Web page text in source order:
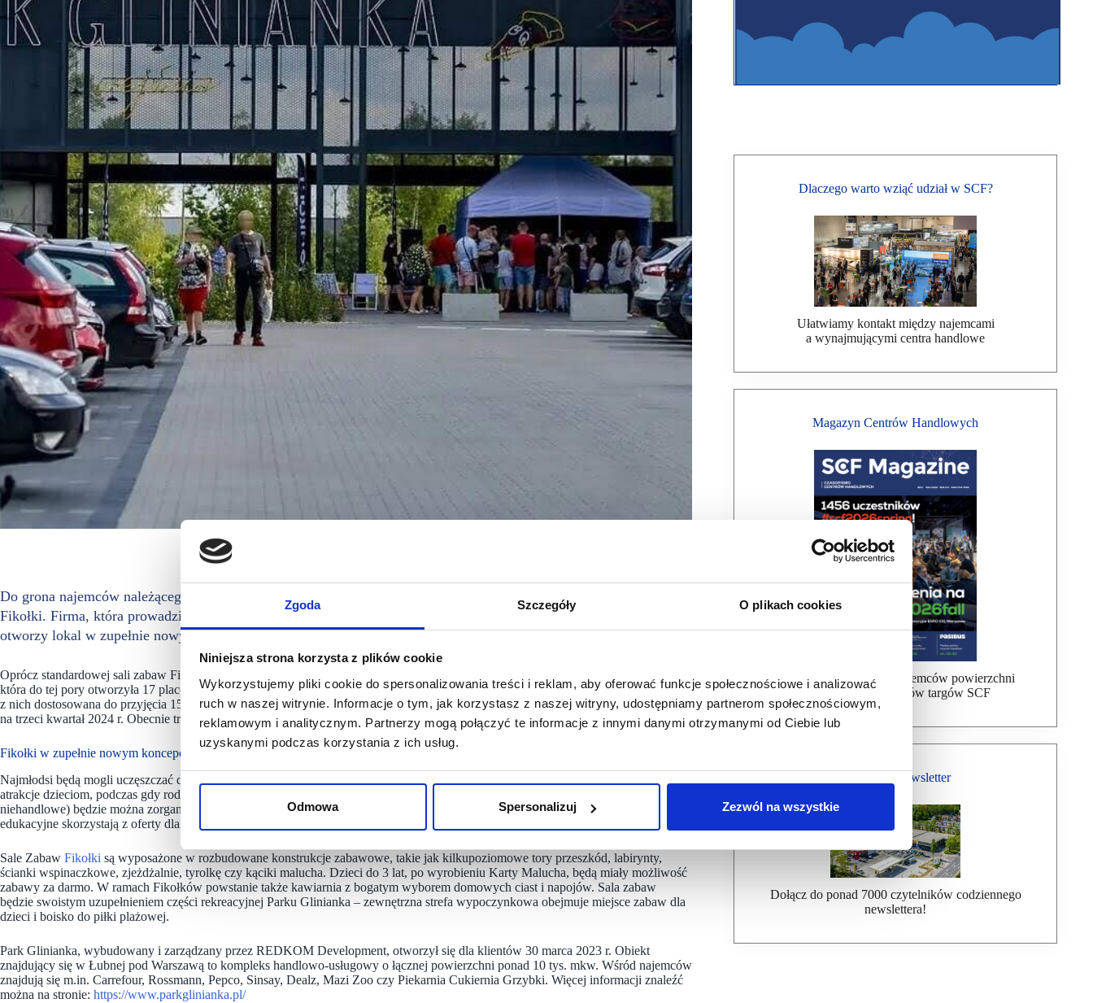
Zgoda Szczegóły O plikach cookies
Niniejsza strona korzysta z plików cookie
Wykorzystujemy pliki cookie do spersonalizowania treści i reklam, aby oferować funkcje społecznościowe i analizować
ruch w naszej witrynie. Informacje o tym, jak korzystasz z naszej witryny, udostępniamy partnerom społecznościowym,
reklamowym i analitycznym. Partnerzy mogą połączyć te informacje z innymi danymi otrzymanymi od Ciebie lub
uzyskanymi podczas korzystania z ich usług.
Odmowa Spersonalizuj Zezwól na wszystkie
Do grona najemców należącego do REDKOM Development Parku Glinianka w Łubnej pod Warszawą dołączą
Fikołki. Firma, która prowadzi edukacyjne sale zabaw dla najmłodszych w kilkunastu lokalizacjach w całej Polsce,
otworzy lokal w zupełnie nowym formacie.
Oprócz standardowej sali zabaw Fikołki zaoferują także usługi przedszkolne. To pierwsze takie rozwiązanie planowane przez sieć,
która do tej pory otworzyła 17 placówek. Na łącznej powierzchni 578 mkw. znajdą się również cztery sale przedszkolne – każda
z nich dostosowana do przyjęcia 15 dzieci. Otwarcie Sali Zabaw Fikołki wraz z towarzyszącym mu przedszkolem planowane jest
na trzeci kwartał 2024 r. Obecnie trwają prace przygotowawcze.
Fikołki w zupełnie nowym koncepcie
Najmłodsi będą mogli uczęszczać do przedszkola Fikołków codziennie w godzinach pracy rodziców. Ponadto sala zabaw zapewni
atrakcje dzieciom, podczas gdy rodzice udadzą się na zakupy. W obiekcie otwartym przez 7 dni w tygodniu (także w niedziele
niehandlowe) będzie można zorganizować urodziny dla dziecka, skorzystać z bogatego wyboru warsztatów czy półkolonii. Placówki
edukacyjne skorzystają z oferty dla grup, która wpisuje się w podstawę programową nauczania.
Sale Zabaw Fikołki są wyposażone w rozbudowane konstrukcje zabawowe, takie jak kilkupoziomowe tory przeszkód, labirynty,
ścianki wspinaczkowe, zjeżdżalnie, tyrolkę czy kąciki malucha. Dzieci do 3 lat, po wyrobieniu Karty Malucha, będą miały możliwość
zabawy za darmo. W ramach Fikołków powstanie także kawiarnia z bogatym wyborem domowych ciast i napojów. Sala zabaw
będzie swoistym uzupełnieniem części rekreacyjnej Parku Glinianka – zewnętrzna strefa wypoczynkowa obejmuje miejsce zabaw dla
dzieci i boisko do piłki plażowej.
Park Glinianka, wybudowany i zarządzany przez REDKOM Development, otworzył się dla klientów 30 marca 2023 r. Obiekt
znajdujący się w Łubnej pod Warszawą to kompleks handlowo-usługowy o łącznej powierzchni ponad 10 tys. mkw. Wśród najemców
znajdują się m.in. Carrefour, Rossmann, Pepco, Sinsay, Dealz, Mazi Zoo czy Piekarnia Cukiernia Grzybki. Więcej informacji znaleźć
można na stronie: https://www.parkglinianka.pl/
Dlaczego warto wziąć udział w SCF?
Ułatwiamy kontakt między najemcami
a wynajmującymi centra handlowe
Magazyn Centrów Handlowych
Bezpłatna wysyłka dla najemców powierzchni
handlowej, uczestników targów SCF
Bezpłatny Newsletter
Dołącz do ponad 7000 czytelników codziennego
newslettera!